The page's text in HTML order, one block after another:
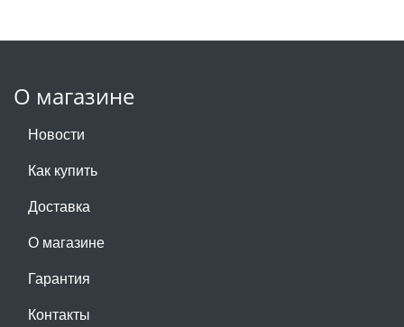
О магазине
Новости
Как купить
Доставка
О магазине
Гарантия
Контакты